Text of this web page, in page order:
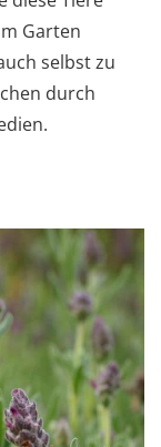
Garten
selbst zu
durch